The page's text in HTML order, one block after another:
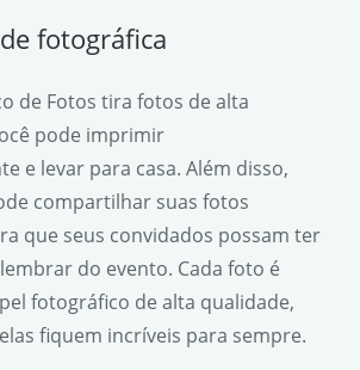
fotográfica
de Fotos tira fotos de alta
pode imprimir
e levar para casa. Além disso,
compartilhar suas fotos
que seus convidados possam ter
do evento. Cada foto é
fotográfico de alta qualidade,
fiquem incríveis para sempre.